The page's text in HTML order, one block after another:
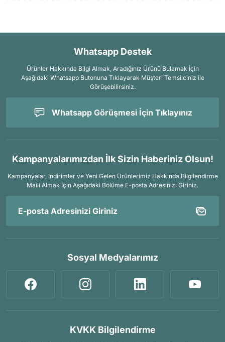
Whatsapp Destek
Ürünler Hakkında Bilgi Almak, Aradığınız Ürünü Bulamak İçin
Aşağıdaki Whatsapp Butonuna Tıklayarak Müşteri Temsilciniz ile
Görüşebilirsiniz.
Whatsapp Görüşmesi İçin Tıklayınız
Kampanyalarımızdan İlk Sizin Haberiniz Olsun!
Kampanyalar, İndirimler ve Yeni Gelen Ürünlerimiz Hakkında Bilgilendirme
Maili Almak İçin Aşağıdaki Bölüme E-posta Adresinizi Giriniz.
Sosyal Medyalarımız
KVKK Bilgilendirme